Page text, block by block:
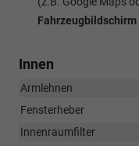
Fahrzeugbildschirm
Innen
Armlehnen
Fensterheber
Innenraumfilter